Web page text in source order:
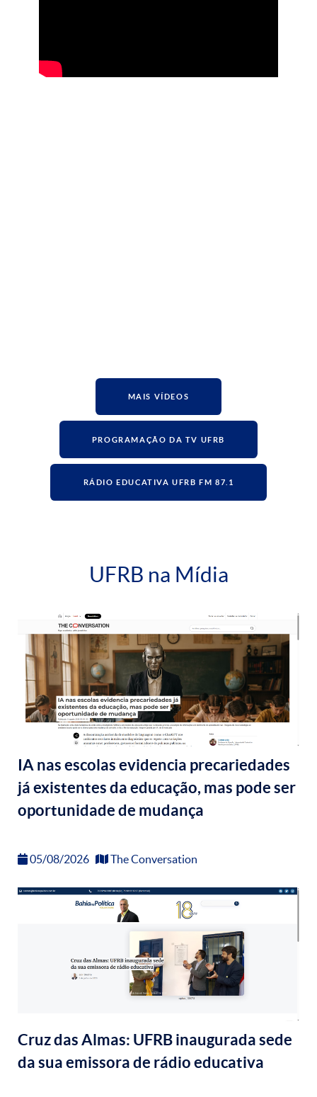
MAIS VÍDEOS
PROGRAMAÇÃO DA TV UFRB
RÁDIO EDUCATIVA UFRB FM 87.1
UFRB na Mídia
IA nas escolas evidencia precariedades
já existentes da educação, mas pode ser
oportunidade de mudança
05/08/2026 The Conversation
Cruz das Almas: UFRB inaugurada sede
da sua emissora de rádio educativa